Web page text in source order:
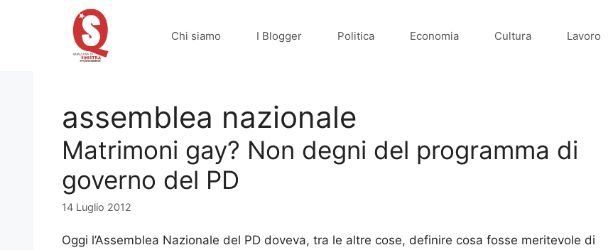
Chi siamo I Blogger Politica Economia Cultura Lavoro
assemblea nazionale
Matrimoni gay? Non degni del programma di
governo del PD
14 Luglio 2012
Oggi l’Assemblea Nazionale del PD doveva, tra le altre cose, definire cosa fosse meritevole di